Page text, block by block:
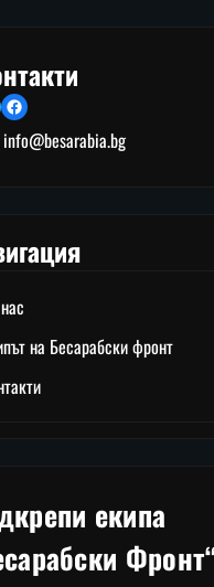
Facebook
info@besarabia.bg
на Бесарабски фронт
екипа